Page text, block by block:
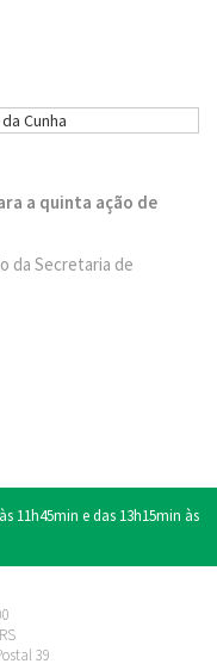
a quinta ação de
da Secretaria de
11h45min e das 13h15min às
39